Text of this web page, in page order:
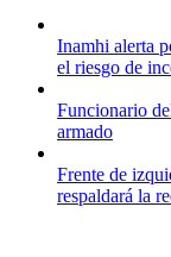
Inamhi alerta
el riesgo de
Funcionario
armado
Frente de
respaldará la